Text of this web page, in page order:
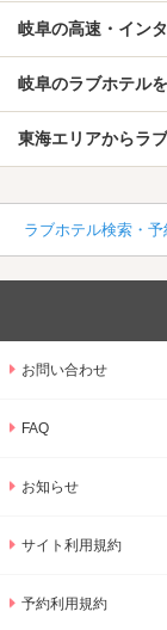
岐阜の高速・イン
岐阜のラブホテル
東海エリアからラ
ラブホテル検索・
お問い合わせ
FAQ
お知らせ
サイト利用規約
予約利用規約